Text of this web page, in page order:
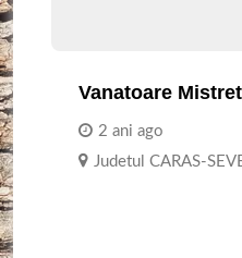
Vanatoare
2 ani ago
Judetul CARAS-